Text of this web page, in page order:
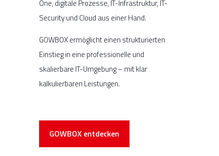
One, digitale Prozesse, IT-Infrastruktur, IT-
Security und Cloud aus einer Hand.
GOWBOX ermöglicht einen strukturierten
Einstieg in eine professionelle und
skalierbare IT-Umgebung – mit klar
kalkulierbaren Leistungen.
GOWBOX entdecken